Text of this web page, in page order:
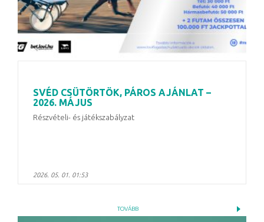
SVÉD CSÜTÖRTÖK, PÁROS AJÁNLAT –
2026. MÁJUS
Részvételi- és játékszabályzat
2026. 05. 01. 01:53
TOVÁBB